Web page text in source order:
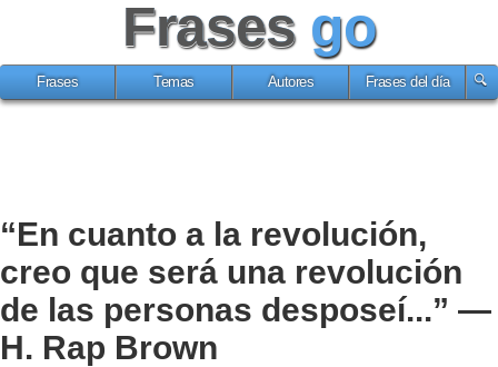
Frases go
Frases Temas Autores Frases del día
“En cuanto a la revolución,
creo que será una revolución
de las personas desposeí...” —
H. Rap Brown